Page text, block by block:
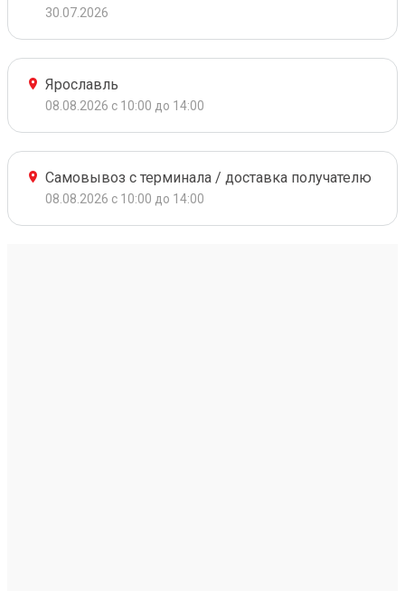
30.07.2026
Ярославль
08.08.2026 с 10:00 до 14:00
Самовывоз с терминала / доставка получателю
08.08.2026 с 10:00 до 14:00